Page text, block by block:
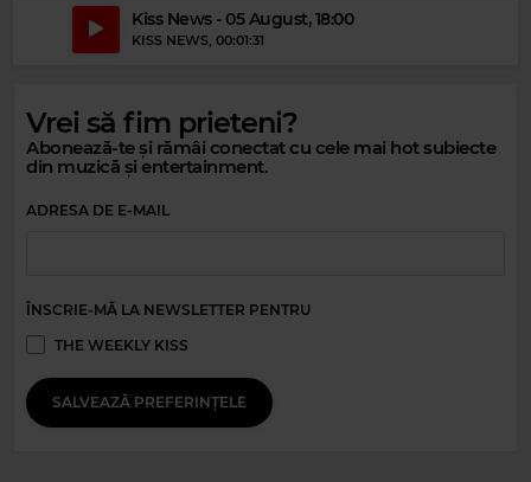
MAGIC PARTY MIX–MAGIC PARTY MIX
Kiss News - 05 August, 18:00
KISS NEWS, 00:01:31
Vrei să fim prieteni?
Abonează-te și rămâi conectat cu cele mai hot subiecte
din muzică și entertainment.
ADRESA DE E-MAIL
ÎNSCRIE-MĂ LA NEWSLETTER PENTRU
THE WEEKLY KISS
SALVEAZĂ PREFERINȚELE